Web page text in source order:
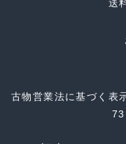
送
古物営業法に基づく表